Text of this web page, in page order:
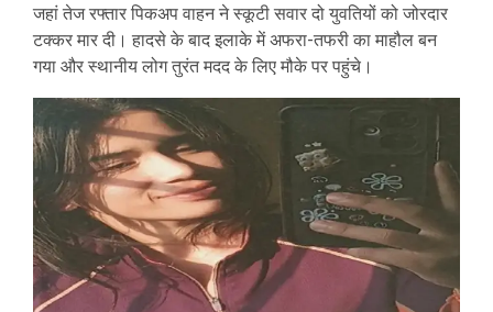
जहां तेज रफ्तार पिकअप वाहन ने स्कूटी सवार दो युवतियों को जोरदार
टक्कर मार दी। हादसे के बाद इलाके में अफरा-तफरी का माहौल बन
गया और स्थानीय लोग तुरंत मदद के लिए मौके पर पहुंचे।